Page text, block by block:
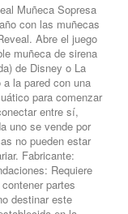
Muñeca Sopresa
con las muñecas
Abre el juego
muñeca de sirena
de Disney o La
la pared con una
para comenzar
entre sí,
uno se vende por
no pueden estar
Fabricante:
Requiere
partes
destinar este